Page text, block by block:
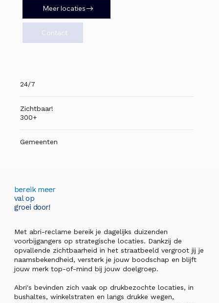
Meer locaties
Contact
24/7
Zichtbaar!
300+
Gemeenten
bereik meer
val op
groei door!
Met abri-reclame bereik je dagelijks duizenden
voorbijgangers op strategische locaties. Dankzij de
opvallende zichtbaarheid in het straatbeeld vergroot jij je
naamsbekendheid, versterk je jouw boodschap en blijft
jouw merk top-of-mind bij jouw doelgroep.
Abri's bevinden zich vaak op drukbezochte locaties, in
bushaltes, winkelstraten en langs drukke wegen,